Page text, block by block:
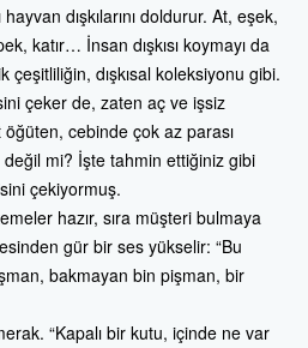
dışkılarını doldurur. At, eşek,
katır… İnsan dışkısı koymayı da
dışkısal koleksiyonu gibi.
çeker de, zaten aç ve işsiz
cebinde çok az parası
mi? İşte tahmin ettiğiniz gibi
çekiyormuş.
hazır, sıra müşteri bulmaya
gür bir ses yükselir: “Bu
bakmayan bin pişman, bir
“Kapalı bir kutu, içinde ne var